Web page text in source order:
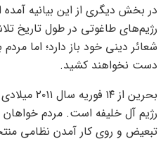
در بخش دیگری از این بیانیه
رژیم‌های طاغوتی در طول تاریخ
شعائر دینی خود باز دارد؛ اما
دست نخواهند کشید.
بحرین از
رژیم آل خلیفه است. مردم خواهان
تبعیض و روی کار آمدن نظامی